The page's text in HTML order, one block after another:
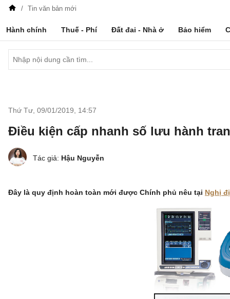
Tin văn bản mới
Hành chính Thuế - Phí Đất đai - Nhà ở Bảo hiểm
Thứ Tư, 09/01/2019 14:57
Điều kiện cấp nhanh số lưu hành
Tác giả: Hậu Nguyễn
Đây là quy định hoàn toàn mới được Chính phủ nêu tại Nghị